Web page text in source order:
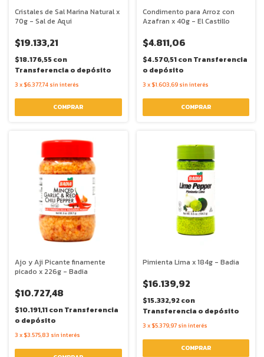
Cristales de Sal Marina Natural x
70g - Sal de Aqui
$19.133,21
$18.176,55con
Transferencia o depósito
3 x $6.377,74 sin interés
Condimento para Arroz con
Azafran x 40g - El Castillo
$4.811,06
$4.570,51conTransferencia
o depósito
3 x $1.603,69 sin interés
Ajo y Aji Picante finamente
picado x 226g - Badia
$10.727,48
$10.191,11conTransferencia
o depósito
3 x $3.575,83 sin interés
Pimienta Lima x 184g - Badia
$16.139,92
$15.332,92con
Transferencia o depósito
3 x $5.379,97 sin interés